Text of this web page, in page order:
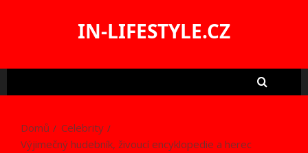
IN-LIFESTYLE.CZ
Domů
Celebrity
Výjimečný hudebník, živoucí encyklopedie a herec